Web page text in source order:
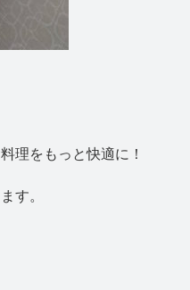
理をもっと快適に！
す。